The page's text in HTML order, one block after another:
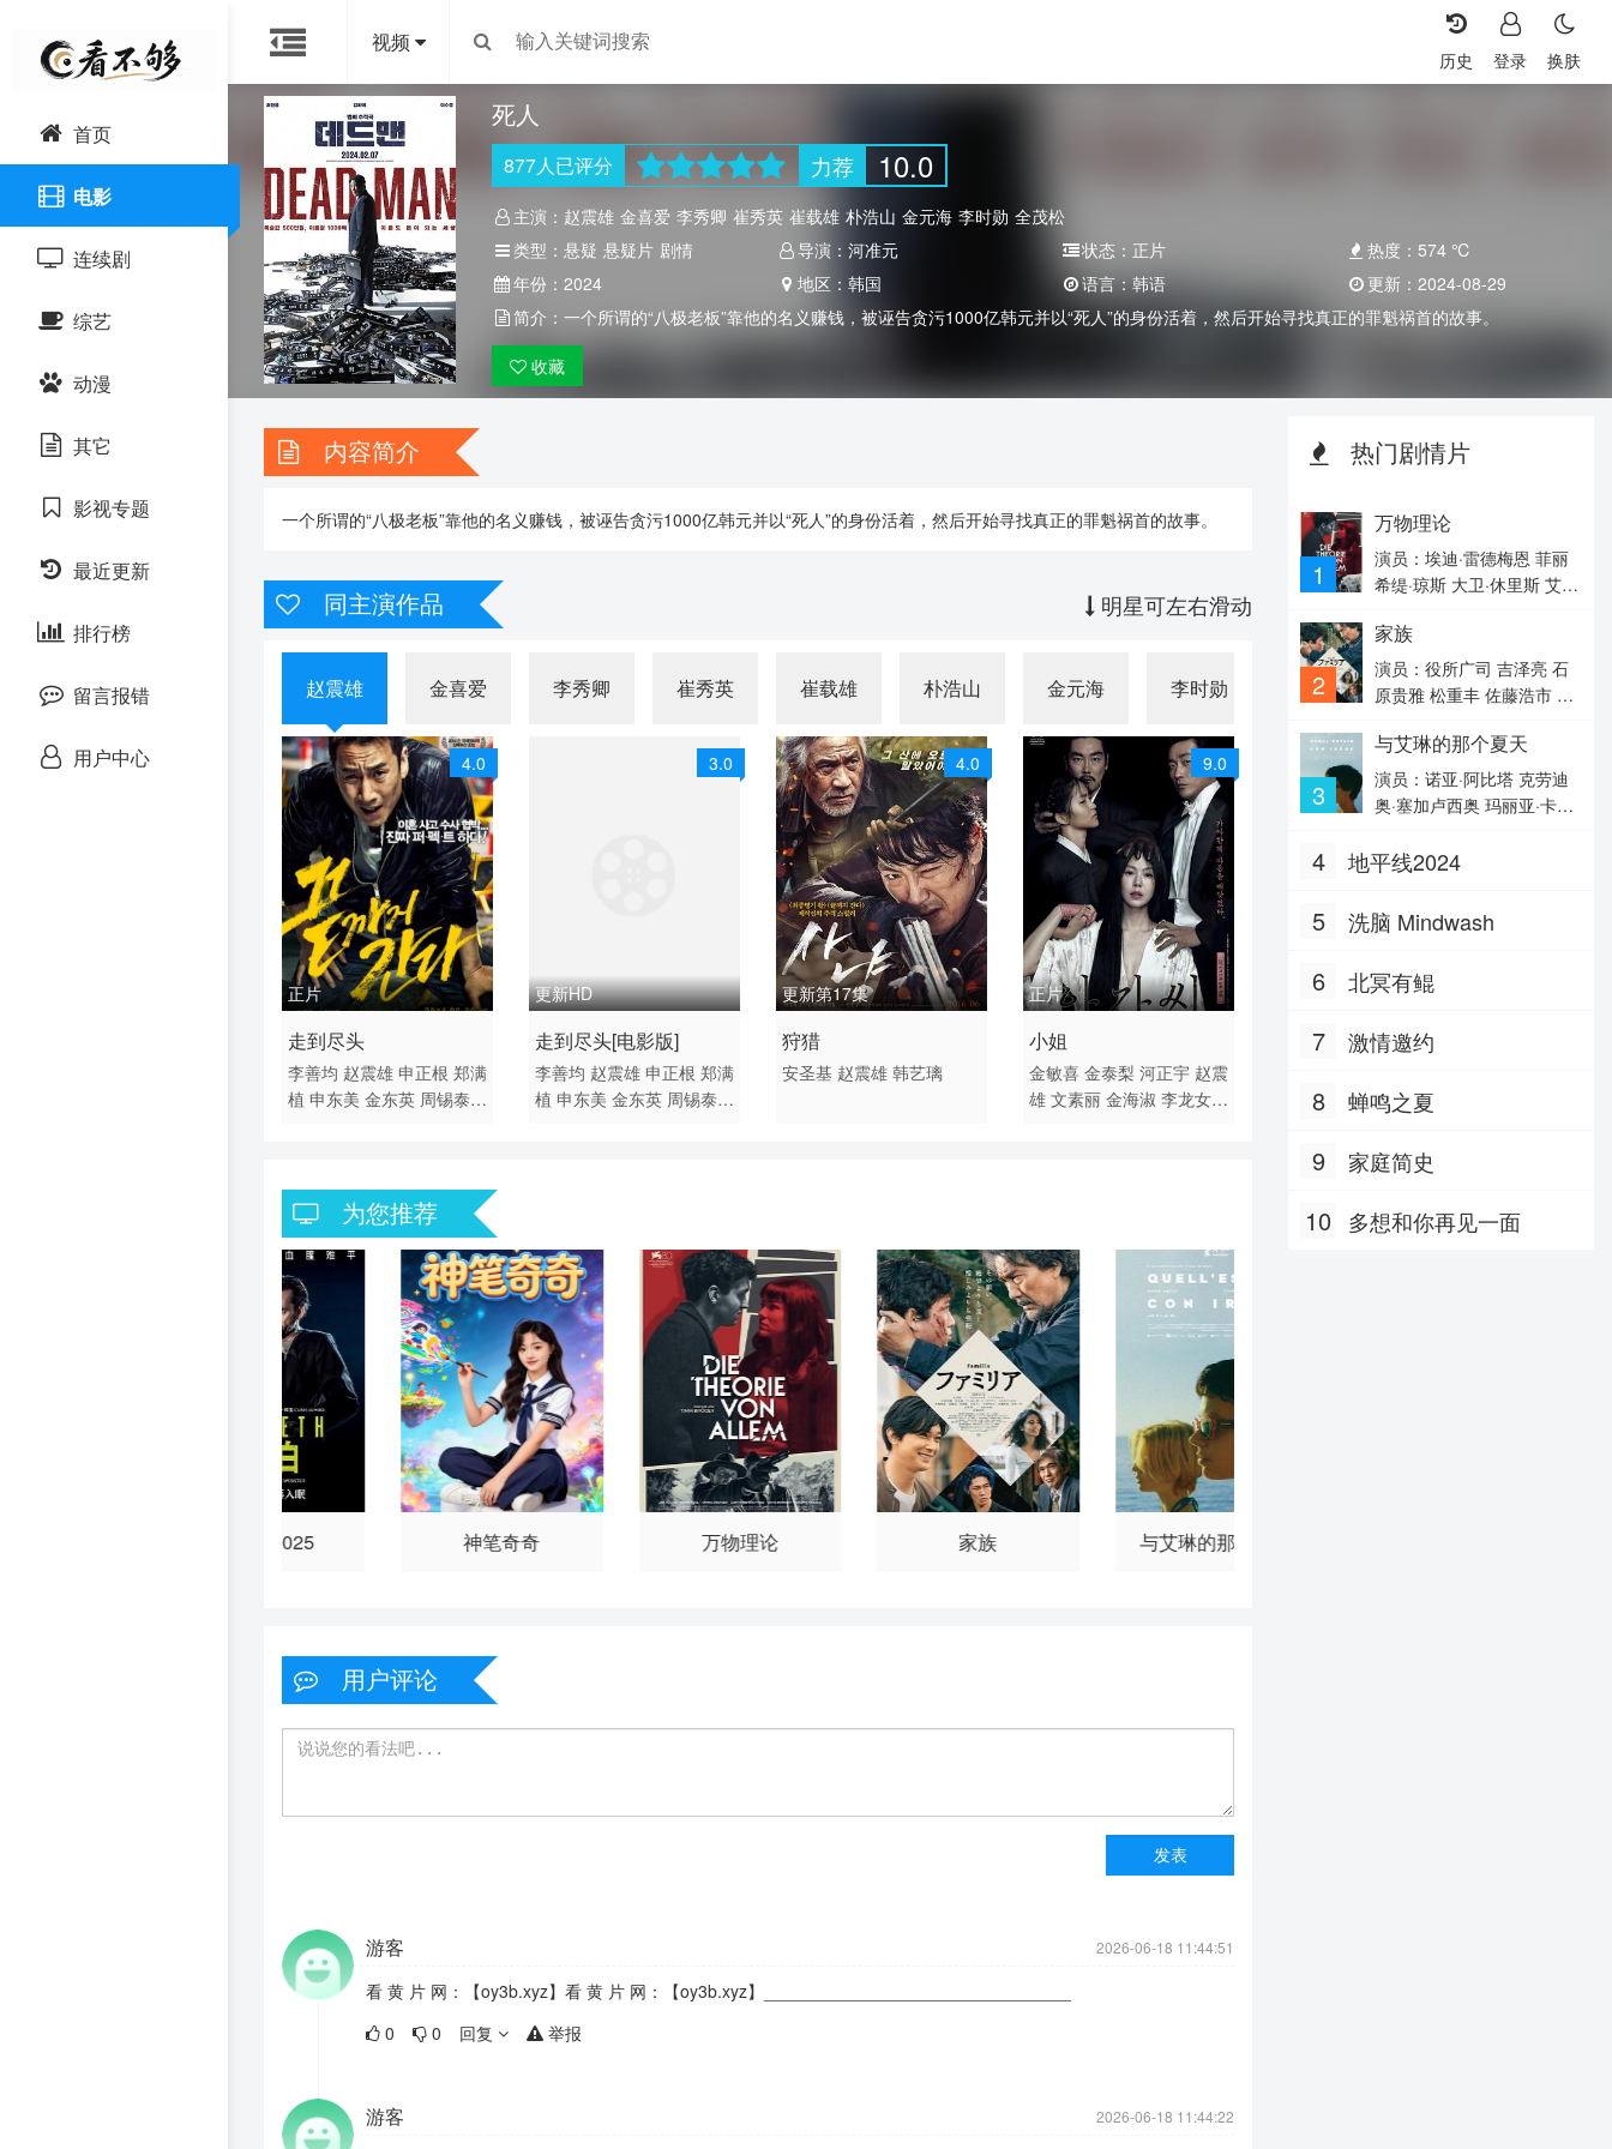
视频
换肤
登录
历史
首页
电影
连续剧
国产剧
港澳台剧
日韩剧
欧美剧
泰剧
综艺
动漫
其它
子类12
子类113
影视专题
最近更新
排行榜
留言报错
用户中心
死人
877人已评分 力荐 10.0
主演： 赵震雄 金喜爱 李秀卿 崔秀英 崔载雄 朴浩山 金元海 李时勋 全茂松
类型： 悬疑 悬疑片 剧情 导演：河准元 状态： 正片 热度： 574℃
年份： 2024 地区：韩国 语言：韩语 更新： 2024-08-29
简介： 一个所谓的“八极老板”靠他的名义赚钱，被诬告贪污1000亿韩元并以“死人”的身份活着，然后开始寻找真正的罪魁祸首的故事。
收藏
内容简介
一个所谓的“八极老板”靠他的名义赚钱，被诬告贪污1000亿韩元并以“死人”的身份活着，然后开始寻找真正的罪魁祸首的故事。
同主演作品 明星可左右滑动
赵震雄 金喜爱 李秀卿 崔秀英 崔载雄 朴浩山 金元海 李时勋
4.0
正片
2014 / 韩国 / 韩语
动作 犯罪 动作片
走到尽头
李善均 赵震雄 申正根 郑满
植 申东美 金东英 周锡泰
3.0
更新HD
2014 / 韩国 / 韩语
动作
走到尽头[电影版]
李善均 赵震雄 申正根 郑满
植 申东美 金东英 周锡泰
4.0
更新第17集
2016 / 韩国 / 韩语
国产
狩猎
安圣基 赵震雄 韩艺璃
9.0
正片
2016 / 韩国 / 韩语 / 日语
剧情
小姐
金敏喜 金泰梨 河正宇 赵震
雄 文素丽 金海淑 李龙女
为您推荐
麦克白2025 神笔奇奇 万物理论 家族 与艾琳的那个夏天
用户评论
游客 2026-06-18 11:44:51
看 黄 片 网：【oy3b.xyz】看 黄 片 网：【oy3b.xyz】________________________________
0
0 回复 举报
游客 2026-06-18 11:44:22
热门剧情片
1
万物理论
演员：埃迪·雷德梅恩 菲丽
希缇·琼斯 大卫·休里斯 艾米
劳埃德 艾丽丝·奥尔尤因 玛
克辛·皮克 亚当·戈德利 西蒙
·迈克伯尼 阿比盖尔·克鲁特
普 拉菲拉·查普曼 汤姆·普赖
尔 恩佐·科伦蒂 托马斯·莫里
森 迈克尔·马库斯 格拉法德·
格林 盖伊·奥利弗-沃茨 克里
斯蒂安·麦凯 伊莲恩·戴维
斯 乔格·尼可洛夫 维多利亚·
2
家族
演员：役所广司 吉泽亮 石
原贵雅 松重丰 佐藤浩市 中
3
与艾琳的那个夏天
演员：诺亚·阿比塔 克劳迪
奥·塞加卢西奥 玛丽亚·卡米
Gabriele·Rollo Beatrice·Pu
Di·Luzio·Anna·Di·Luzio Ma
urizio·Grassia·Maurizio·Gra
4 地平线2024
5 洗脑 Mindwash
6 北冥有鲲
7 激情邀约
8 蝉鸣之夏
9 家庭简史
10 多想和你再见一面